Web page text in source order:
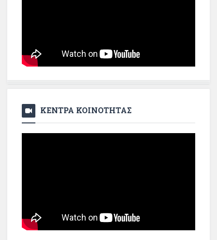
ΚΕΝΤΡΑ ΚΟΙΝΟΤΗΤΑΣ